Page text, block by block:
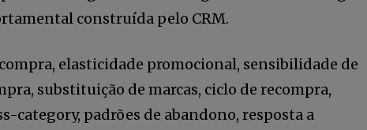
construída pelo CRM.
elasticidade promocional, sensibilidade de
substituição de marcas, ciclo de recompra,
padrões de abandono, resposta a